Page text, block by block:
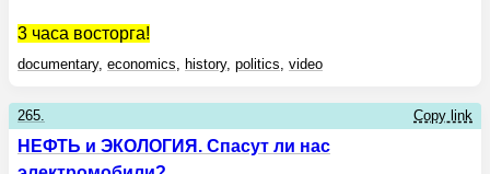
3 часа восторга!
documentary, economics, history, politics, video
265. Copy link
НЕФТЬ и ЭКОЛОГИЯ. Спасут ли нас